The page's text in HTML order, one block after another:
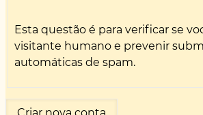
Esta questão é para verificar se
visitante humano e prevenir
automáticas de spam.